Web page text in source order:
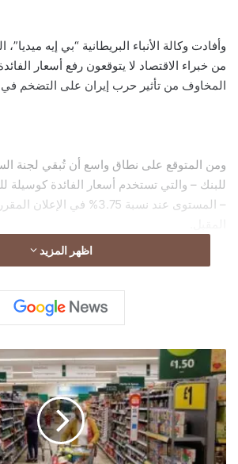
وأفادت وكالة الأنباء البريطانية “بي إيه ميديا”،
من خبراء الاقتصاد لا يتوقعون رفع أسعار
المخاوف من تأثير حرب إيران على التضخم في
ومن المتوقع على نطاق واسع أن تُبقي لجنة
للبنك – والتي تستخدم أسعار الفائدة
– المستوى عند نسبة 3.75% في
اظهر المزيد
م
و
ج
ة
إ
غ
ل